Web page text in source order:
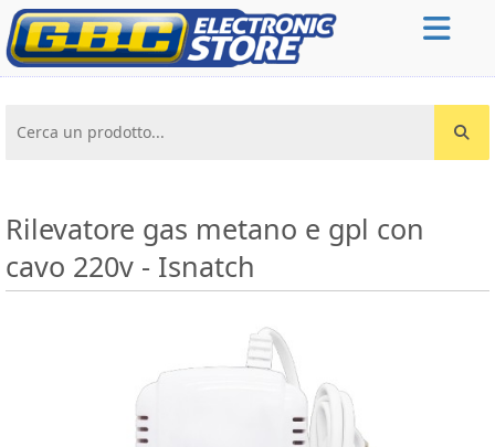
Cerca un prodotto...
Rilevatore gas metano e gpl con
cavo 220v - Isnatch